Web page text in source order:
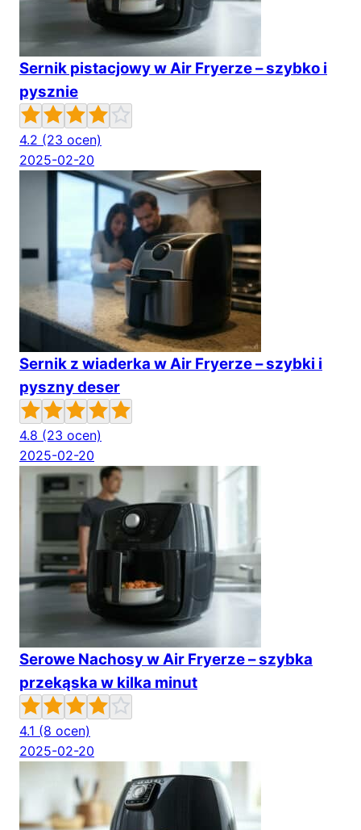
Sernik pistacjowy w Air Fryerze – szybko i
pysznie
4.2 (23 ocen)
2025-02-20
Sernik z wiaderka w Air Fryerze – szybki i
pyszny deser
4.8 (23 ocen)
2025-02-20
Serowe Nachosy w Air Fryerze – szybka
przekąska w kilka minut
4.1 (8 ocen)
2025-02-20